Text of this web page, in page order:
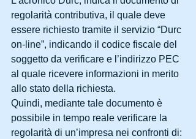
regolarità contributiva, il quale deve
essere richiesto tramite il servizio “Durc
on-line”, indicando il codice fiscale del
soggetto da verificare e l’indirizzo PEC
al quale ricevere informazioni in merito
allo stato della richiesta.
Quindi, mediante tale documento è
possibile in tempo reale verificare la
regolarità di un’impresa nei confronti di: